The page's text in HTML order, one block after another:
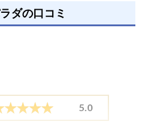
ダの口コミ
5.0